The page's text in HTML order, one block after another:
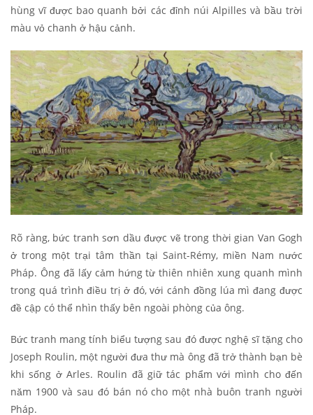
hùng vĩ được bao quanh bởi các đỉnh núi Alpilles và bầu trời
màu vỏ chanh ở hậu cảnh.
Rõ ràng, bức tranh sơn dầu được vẽ trong thời gian Van Gogh
ở trong một trại tâm thần tại Saint-Rémy, miền Nam nước
Pháp. Ông đã lấy cảm hứng từ thiên nhiên xung quanh mình
trong quá trình điều trị ở đó, với cánh đồng lúa mì đang được
đề cập có thể nhìn thấy bên ngoài phòng của ông.
Bức tranh mang tính biểu tượng sau đó được nghệ sĩ tặng cho
Joseph Roulin, một người đưa thư mà ông đã trở thành bạn bè
khi sống ở Arles. Roulin đã giữ tác phẩm với mình cho đến
năm 1900 và sau đó bán nó cho một nhà buôn tranh người
Pháp.